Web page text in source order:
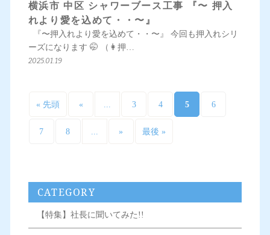
横浜市 中区 シャワーブース工事 『〜 押入
れより愛を込めて・・〜』
『〜押入れより愛を込めて・・〜』 今回も押入れシリ
ーズになります 🤭 （👩押…
2025.01.19
« 先頭 « ... 3 4 5 6
7 8 » 最後 »
CATEGORY
【特集】社長に聞いてみた!!